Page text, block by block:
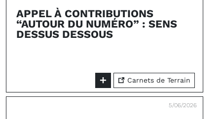
APPEL À CONTRIBUTIONS
“AUTOUR DU NUMÉRO” : SENS
DESSUS DESSOUS
Carnets de Terrain
5/06/2026